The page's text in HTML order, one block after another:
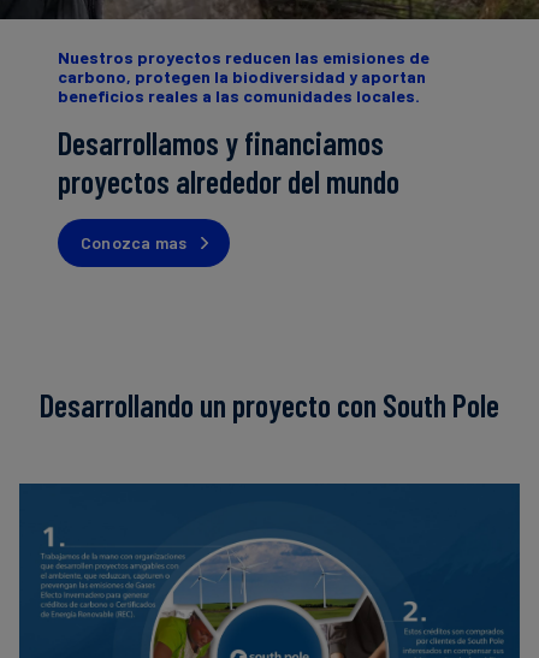
Nuestros proyectos reducen las emisiones de
carbono, protegen la biodiversidad y aportan
beneficios reales a las comunidades locales.
Desarrollamos y financiamos
proyectos alrededor del mundo
Conozca mas
Desarrollando un proyecto con South Pole